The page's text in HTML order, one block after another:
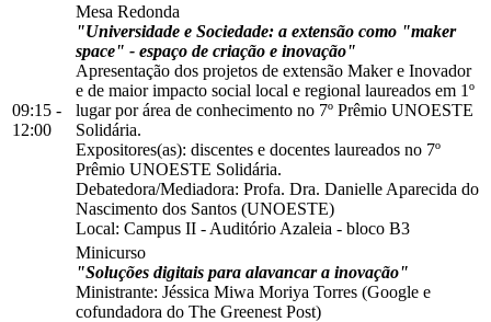
09:15 -
12:00
Mesa Redonda
"Universidade e Sociedade: a extensão como "maker
space" - espaço de criação e inovação"
Apresentação dos projetos de extensão Maker e Inovador
e de maior impacto social local e regional laureados em 1º
lugar por área de conhecimento no 7º Prêmio UNOESTE
Solidária.
Expositores(as): discentes e docentes laureados no 7º
Prêmio UNOESTE Solidária.
Debatedora/Mediadora: Profa. Dra. Danielle Aparecida do
Nascimento dos Santos (UNOESTE)
Local: Campus II - Auditório Azaleia - bloco B3
Minicurso
"Soluções digitais para alavancar a inovação"
Ministrante: Jéssica Miwa Moriya Torres (Google e
cofundadora do The Greenest Post)